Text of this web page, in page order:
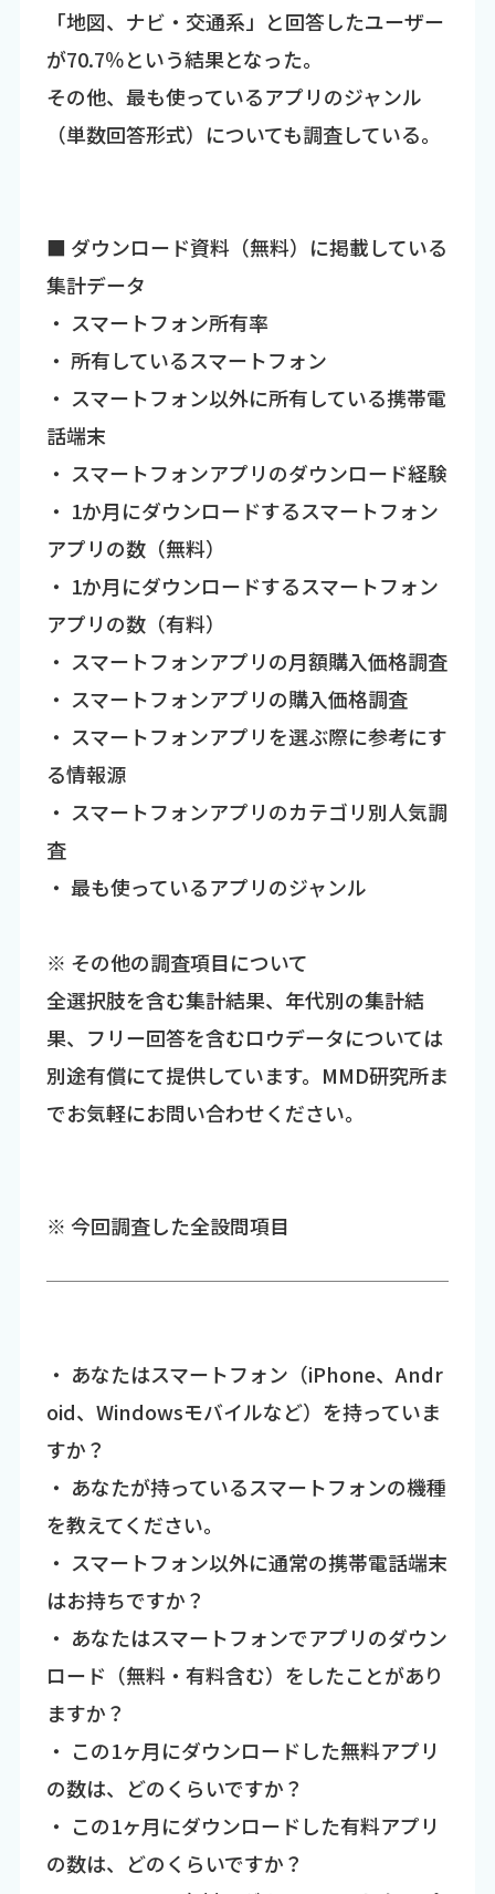
「地図、ナビ・交通系」と回答したユーザー
が70.7％という結果となった。
その他、最も使っているアプリのジャンル
（単数回答形式）についても調査している。
■ ダウンロード資料（無料）に掲載している
集計データ
・ スマートフォン所有率
・ 所有しているスマートフォン
・ スマートフォン以外に所有している携帯電
話端末
・ スマートフォンアプリのダウンロード経験
・ 1か月にダウンロードするスマートフォン
アプリの数（無料）
・ 1か月にダウンロードするスマートフォン
アプリの数（有料）
・ スマートフォンアプリの月額購入価格調査
・ スマートフォンアプリの購入価格調査
・ スマートフォンアプリを選ぶ際に参考にす
る情報源
・ スマートフォンアプリのカテゴリ別人気調
査
・ 最も使っているアプリのジャンル
※ その他の調査項目について
全選択肢を含む集計結果、年代別の集計結
果、フリー回答を含むロウデータについては
別途有償にて提供しています。MMD研究所ま
でお気軽にお問い合わせください。
※ 今回調査した全設問項目
・ あなたはスマートフォン（iPhone、Andr
oid、Windowsモバイルなど）を持っていま
すか？
・ あなたが持っているスマートフォンの機種
を教えてください。
・ スマートフォン以外に通常の携帯電話端末
はお持ちですか？
・ あなたはスマートフォンでアプリのダウン
ロード（無料・有料含む）をしたことがあり
ますか？
・ この1ヶ月にダウンロードした無料アプリ
の数は、どのくらいですか？
・ この1ヶ月にダウンロードした有料アプリ
の数は、どのくらいですか？